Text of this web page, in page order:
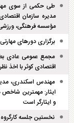
طی حکمی از سوی
مدیره سازمان
مؤسسه فرهنگی،
برگزاری دور‌های
اقتصادی کوثر با اخذ
مهندس اسکندری،
ایثار: مهمترین شاخص
و ایثارگر است
نخستین جلسه